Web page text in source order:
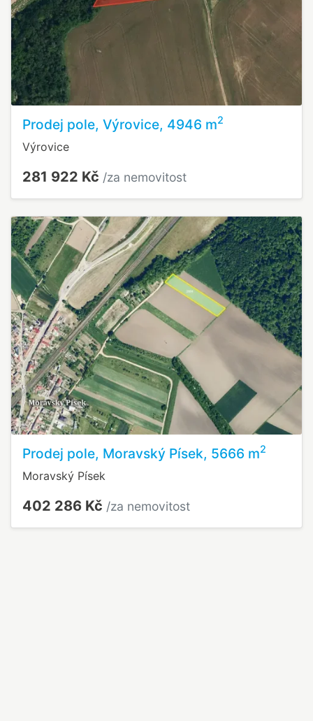
Prodej pole, Výrovice, 4946 m2
Výrovice
281 922 Kč /za nemovitost
Prodej pole, Moravský Písek, 5666 m2
Moravský Písek
402 286 Kč /za nemovitost